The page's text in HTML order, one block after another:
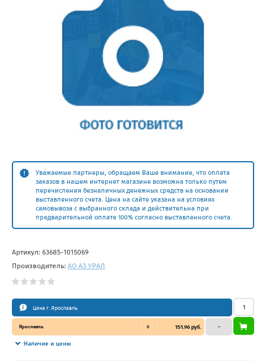
Уважаемые партнеры, обращаем Ваше внимание, что оплата
заказов в нашем интернет магазине возможна только путем
перечисления безналичных денежных средств на основании
выставленного счета. Цена на сайте указана на условиях
самовывоза с выбранного склада и действительна при
предварительной оплате 100% согласно выставленного счета.
Артикул: 63685-1015069
Производитель: АО АЗ УРАЛ
Цена г. Ярославль
Ярославль 0 151.96 руб.
Наличие и цены
–